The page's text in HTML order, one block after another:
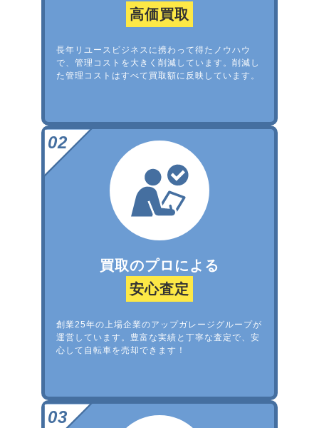
高価買取
長年リユースビジネスに携わって得たノウハウ
で、管理コストを大きく削減しています。削減し
た管理コストはすべて買取額に反映しています。
買取のプロによる
安心査定
創業25年の上場企業のアップガレージグループが
運営しています。豊富な実績と丁寧な査定で、安
心して自転車を売却できます！